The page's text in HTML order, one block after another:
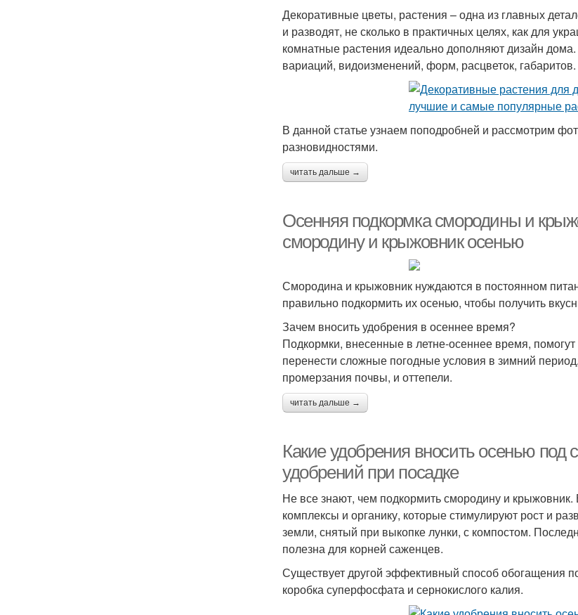
Декоративные цветы, растения – одна из главных
и разводят, не сколько в практичных целях, как для
комнатные растения идеально дополняют дизайн
вариаций, видоизменений, форм, расцветок, габаритов.
В данной статье узнаем поподробней и рассмотрим
разновидностями.
читать дальше →
Осенняя подкормка смородины и
смородину и крыжовник осенью
Смородина и крыжовник нуждаются в постоянном
правильно подкормить их осенью, чтобы получить
Зачем вносить удобрения в осеннее время?
Подкормки, внесенные в летне-осеннее время,
перенести сложные погодные условия в зимний
промерзания почвы, и оттепели.
читать дальше →
Какие удобрения вносить осенью
удобрений при посадке
Не все знают, чем подкормить смородину и
комплексы и органику, которые стимулируют рост и
земли, снятый при выкопке лунки, с компостом.
полезна для корней саженцев.
Существует другой эффективный способ обогащения
коробка суперфосфата и сернокислого калия.